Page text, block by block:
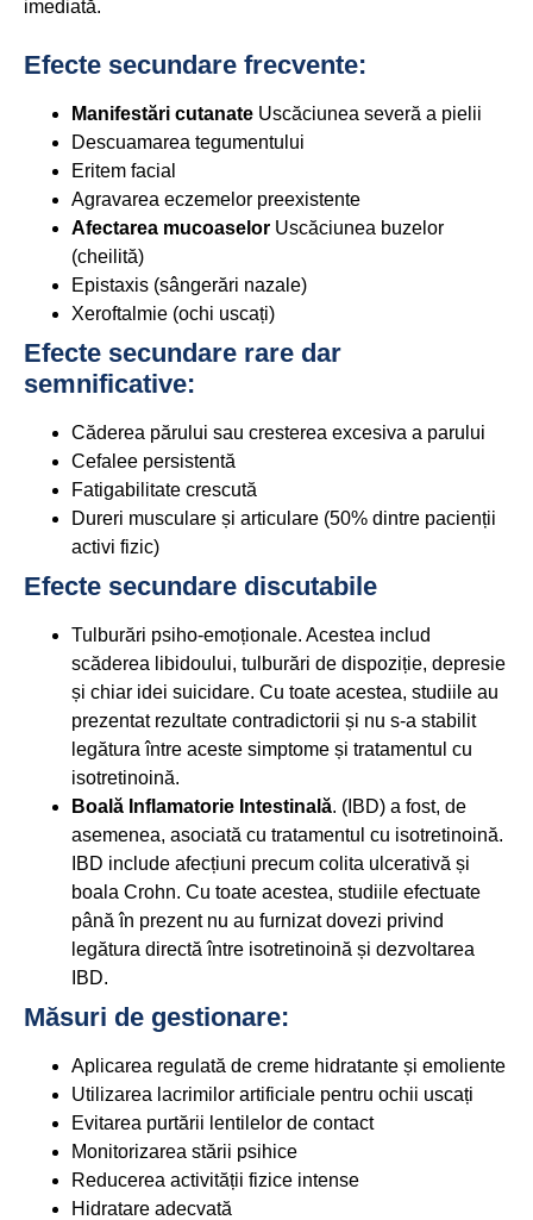
imediată.
Efecte secundare frecvente:
Manifestări cutanate Uscăciunea severă a pielii
Descuamarea tegumentului
Eritem facial
Agravarea eczemelor preexistente
Afectarea mucoaselor Uscăciunea buzelor
(cheilită)
Epistaxis (sângerări nazale)
Xeroftalmie (ochi uscați)
Efecte secundare rare dar
semnificative:
Căderea părului sau cresterea excesiva a parului
Cefalee persistentă
Fatigabilitate crescută
Dureri musculare și articulare (50% dintre pacienții
activi fizic)
Efecte secundare discutabile
Tulburări psiho-emoționale. Acestea includ
scăderea libidoului, tulburări de dispoziție, depresie
și chiar idei suicidare. Cu toate acestea, studiile au
prezentat rezultate contradictorii și nu s-a stabilit
legătura între aceste simptome și tratamentul cu
isotretinoină.
Boală Inflamatorie Intestinală. (IBD) a fost, de
asemenea, asociată cu tratamentul cu isotretinoină.
IBD include afecțiuni precum colita ulcerativă și
boala Crohn. Cu toate acestea, studiile efectuate
până în prezent nu au furnizat dovezi privind
legătura directă între isotretinoină și dezvoltarea
IBD.
Măsuri de gestionare:
Aplicarea regulată de creme hidratante și emoliente
Utilizarea lacrimilor artificiale pentru ochii uscați
Evitarea purtării lentilelor de contact
Monitorizarea stării psihice
Reducerea activității fizice intense
Hidratare adecvată